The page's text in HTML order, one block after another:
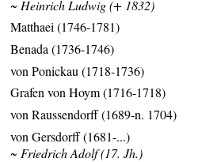
~ Heinrich Ludwig (+ 1832)
Matthaei (1746-1781)
Benada (1736-1746)
von Ponickau (1718-1736)
Grafen von Hoym (1716-1718)
von Raussendorff (1689-n. 1704)
von Gersdorff (1681-...)
~ Friedrich Adolf (17. Jh.)